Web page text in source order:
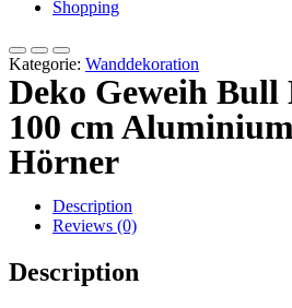
Shopping
Kategorie: Wanddekoration
Deko Geweih Bull
100 cm
Hörner
Description
Reviews (0)
Description